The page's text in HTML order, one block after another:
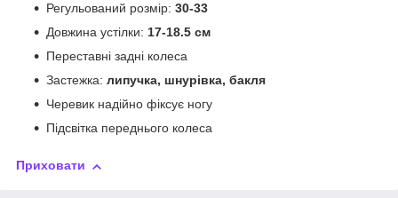
Регульований розмір: 30-33
Довжина устілки: 17-18.5 см
Переставні задні колеса
Застежка: липучка, шнурівка, бакля
Черевик надійно фіксує ногу
Підсвітка переднього колеса
Приховати